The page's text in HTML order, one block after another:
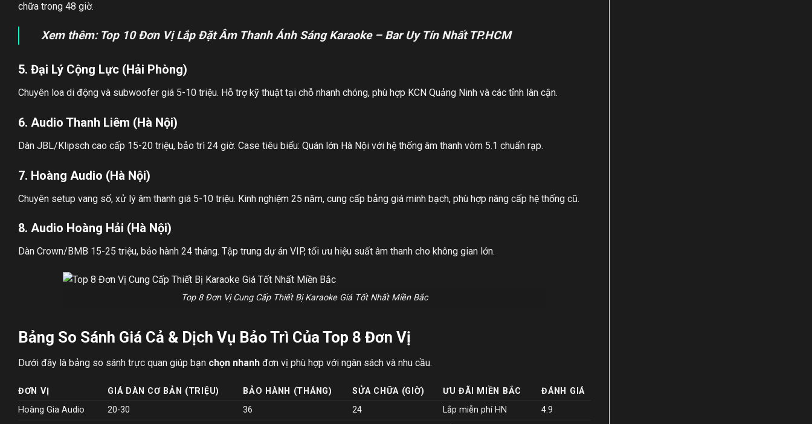
chữa trong 48 giờ.
Xem thêm: Top 10Đơn Vị Lắp Đặt Âm Thanh Ánh Sáng Karaoke – Bar Uy Tín Nhất TP.HCM
5. Đại Lý Cộng Lực (Hải Phòng)
Chuyên loa di động và subwoofer giá 5-10 triệu. Hỗ trợ kỹ thuật tại chỗ nhanh chóng, phù hợp KCN Quảng Ninh và các tỉnh lân cận.
6. Audio Thanh Liêm (Hà Nội)
Dàn JBL/Klipsch cao cấp 15-20 triệu, bảo trì 24 giờ. Case tiêu biểu: Quán lớn Hà Nội với hệ thống âm thanh vòm 5.1 chuẩn rạp.
7. Hoàng Audio (Hà Nội)
Chuyên setup vang số, xử lý âm thanh giá 5-10 triệu. Kinh nghiệm 25 năm, cung cấp bảng giá minh bạch, phù hợp nâng cấp hệ thống cũ.
8. Audio Hoàng Hải (Hà Nội)
Dàn Crown/BMB 15-25 triệu, bảo hành 24 tháng. Tập trung dự án VIP, tối ưu hiệu suất âm thanh cho không gian lớn.
Top 8 Đơn Vị Cung Cấp Thiết Bị Karaoke Giá Tốt Nhất Miền Bắc
Bảng So Sánh Giá Cả & Dịch Vụ Bảo Trì Của Top 8 Đơn Vị
Dưới đây là bảng so sánh trực quan giúp bạn chọn nhanh đơn vị phù hợp với ngân sách và nhu cầu.
ĐƠN VỊ GIÁ DÀN CƠ BẢN (TRIỆU) BẢO HÀNH (THÁNG) SỬA CHỮA (GIỜ) ƯU ĐÃI MIỀN BẮC
ĐÁNH GIÁ
Hoàng Gia Audio
20-30 36 24 Lắp miễn phí HN
4.9